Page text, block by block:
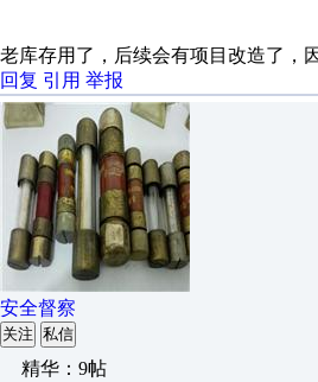
老库存用了，后续会有项目改造了，
回复 引用 举报
安全督察
关注 私信
精华：9帖